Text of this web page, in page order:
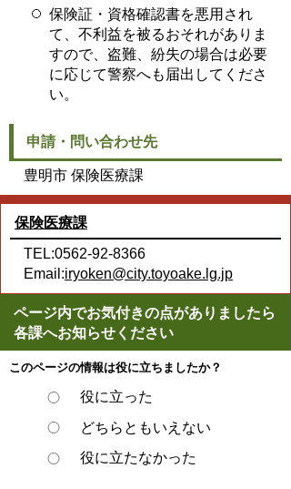
保険証・資格確認書を悪用され
て、不利益を被るおそれがありま
すので、盗難、紛失の場合は必要
に応じて警察へも届出してくださ
い。
申請・問い合わせ先
豊明市 保険医療課
保険医療課
TEL:0562-92-8366
Email:iryoken@city.toyoake.lg.jp
ページ内でお気付きの点がありましたら
各課へお知らせください
このページの情報は役に立ちましたか？
役に立った
どちらともいえない
役に立たなかった